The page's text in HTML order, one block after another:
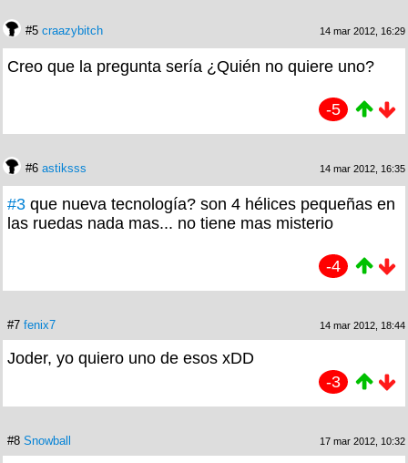
#5 craazybitch 14 mar 2012, 16:29
Creo que la pregunta sería ¿Quién no quiere uno?
-5
#6 astiksss 14 mar 2012, 16:35
#3 que nueva tecnología? son 4 hélices pequeñas en
las ruedas nada mas... no tiene mas misterio
-4
#7 fenix7 14 mar 2012, 18:44
Joder, yo quiero uno de esos xDD
-3
#8 Snowball 17 mar 2012, 10:32